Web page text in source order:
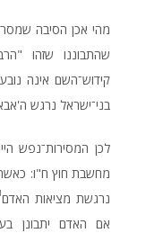
מהי אכן הסיבה
שהתבוננו שזהו
קידוש־השם אינה
בני־ישראל נרגש
לכן המסירות־נפש
מחשבת חוץ ח"ו:
נרגשת מציאות האדם
אם האדם יתבונן